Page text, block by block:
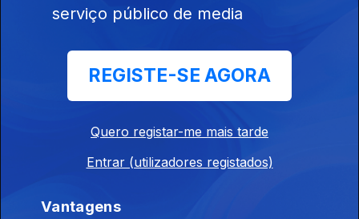
Stefania Daniele
| Graciosa
Ep. 6
serviço público de media
REGISTE-SE AGORA
Quero registar-me mais tarde
Entrar (utilizadores registados)
Vantagens